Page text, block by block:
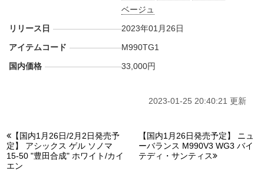
ベージュ
リリース日
2023年01月26日
アイテムコード
M990TG1
国内価格
33,000円
2023-01-25 20:40:21 更新
【国内1月26日/2月2日発売予
定】 アシックス ゲル ソノマ
15-50 "豊田合成" ホワイト/カイ
エン
【国内1月26日発売予定】 ニュ
ーバランス M990V3 WG3 バイ
テディ・サンティス